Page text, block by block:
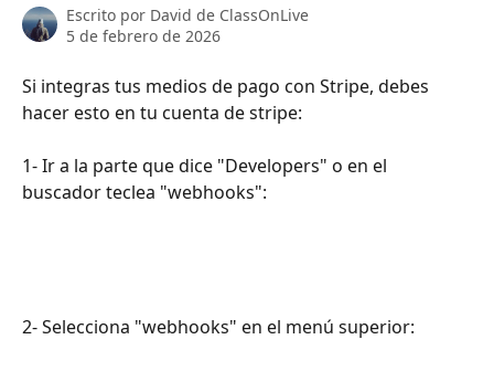
Escrito por David de ClassOnLive
5 de febrero de 2026
Si integras tus medios de pago con Stripe, debes
hacer esto en tu cuenta de stripe:
1- Ir a la parte que dice "Developers" o en el
buscador teclea "webhooks":
2- Selecciona "webhooks" en el menú superior: